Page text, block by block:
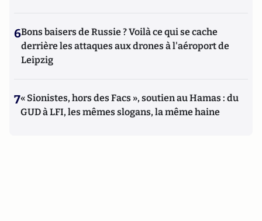
6Bons baisers de Russie ? Voilà ce qui se cache
derrière les attaques aux drones à l'aéroport de
Leipzig
7« Sionistes, hors des Facs », soutien au Hamas : du
GUD à LFI, les mêmes slogans, la même haine